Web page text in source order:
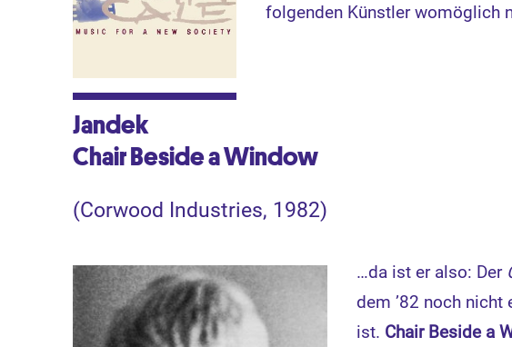
folgenden Künstler womöglich
Jandek
Chair Beside a Window
(Corwood Industries, 1982)
…da ist er also: Der
dem ’82 noch
ist. Chair Beside a